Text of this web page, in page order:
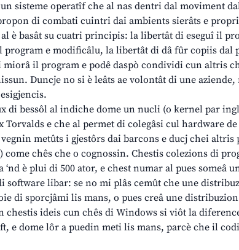
sisteme operatîf che al nas dentri dal moviment
di combati cuintri dai ambients sierâts e
è basât su cuatri principis: la libertât di eseguî il
e modificâlu, la libertât di dâ fûr copiis dal
il program e podê daspò condividi cun altris
Duncje no si è leâts ae volontât di une aziende,
di bessôl al indiche dome un nucli (o kernel par
e che al permet di colegâsi cul hardware
vegnin metûts i gjestôrs dai barcons e ducj chei altris
chês che o cognossin. Chestis colezions di
è plui di 500 ator, e chest numar al pues someâ
software libar: se no mi plâs cemût che une
di sporcjâmi lis mans, o pues creâ une
ideis cun chês di Windows si viôt la
e dome lôr a puedin meti lis mans, parcè che il